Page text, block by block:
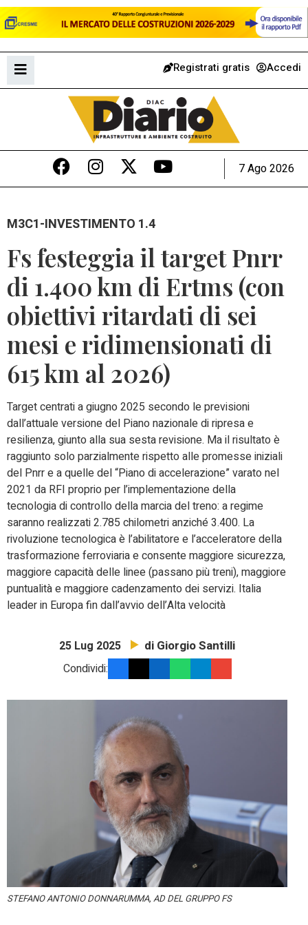
Registrati gratis Accedi
7 Ago 2026
M3C1-INVESTIMENTO 1.4
Fs festeggia il target Pnrr
di 1.400 km di Ertms (con
obiettivi ritardati di sei
mesi e ridimensionati di
615 km al 2026)
Target centrati a giugno 2025 secondo le previsioni
dall’attuale versione del Piano nazionale di ripresa e
resilienza, giunto alla sua sesta revisione. Ma il risultato è
raggiunto solo parzialmente rispetto alle promesse iniziali
del Pnrr e a quelle del “Piano di accelerazione” varato nel
2021 da RFI proprio per l’implementazione della
tecnologia di controllo della marcia del treno: a regime
saranno realizzati 2.785 chilometri anziché 3.400. La
rivoluzione tecnologica è l’abilitatore e l’acceleratore della
trasformazione ferroviaria e consente maggiore sicurezza,
maggiore capacità delle linee (passano più treni), maggiore
puntualità e maggiore cadenzamento dei servizi. Italia
leader in Europa fin dall’avvio dell’Alta velocità
25 Lug 2025 di Giorgio Santilli
Condividi:
STEFANO ANTONIO DONNARUMMA, AD DEL GRUPPO FS